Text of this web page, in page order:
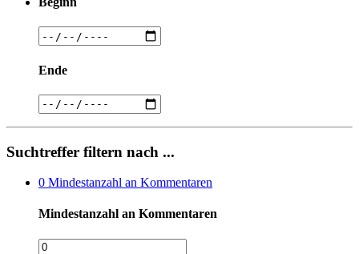
Ende
Suchtreffer filtern nach ...
0 Mindestanzahl an Kommentaren
Mindestanzahl an Kommentaren